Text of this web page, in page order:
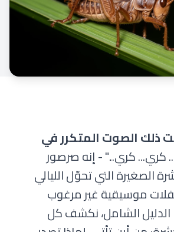
الصوت المتكرر في
كري... كري..." - إنه صرصور
الصغيرة التي تحوّل الليالي
موسيقية غير مرغوب
الشامل، نكشف كل